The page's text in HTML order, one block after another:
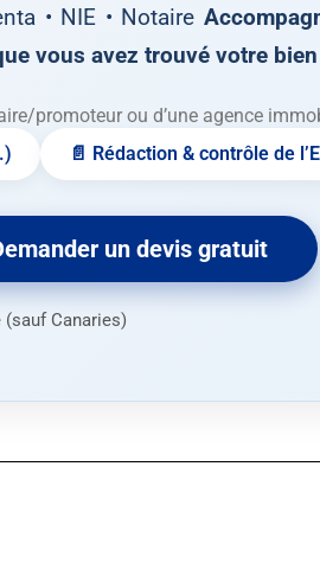
• NIE • Notaire
vous avez trouvé votre
promoteur ou d’une agence
📄 Rédaction & contrôle de
un devis gratuit
(sauf Canaries)